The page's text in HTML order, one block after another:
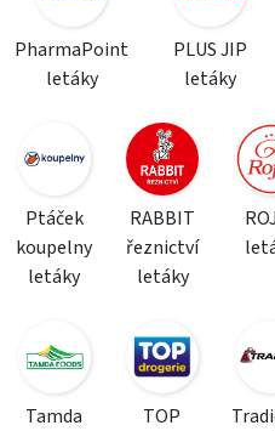
PharmaPoint
letáky
PLUS JIP
letáky
Ptáček
koupelny
letáky
RABBIT
řeznictví
letáky
Tamda
TOP